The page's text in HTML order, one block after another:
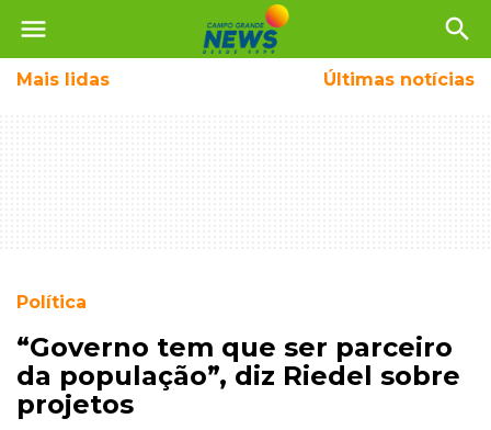
menu search
Mais lidas Últimas notícias
Política
“Governo tem que ser parceiro
da população”, diz Riedel sobre
projetos